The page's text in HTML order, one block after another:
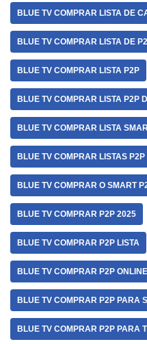
BLUE TV COMPRAR LISTA DE
BLUE TV COMPRAR LISTA DE
BLUE TV COMPRAR LISTA P2P
BLUE TV COMPRAR LISTA P2P
BLUE TV COMPRAR LISTA
BLUE TV COMPRAR LISTAS
BLUE TV COMPRAR O SMART
BLUE TV COMPRAR P2P 2025
BLUE TV COMPRAR P2P LISTA
BLUE TV COMPRAR P2P ONLINE
BLUE TV COMPRAR P2P PARA
BLUE TV COMPRAR P2P PARA